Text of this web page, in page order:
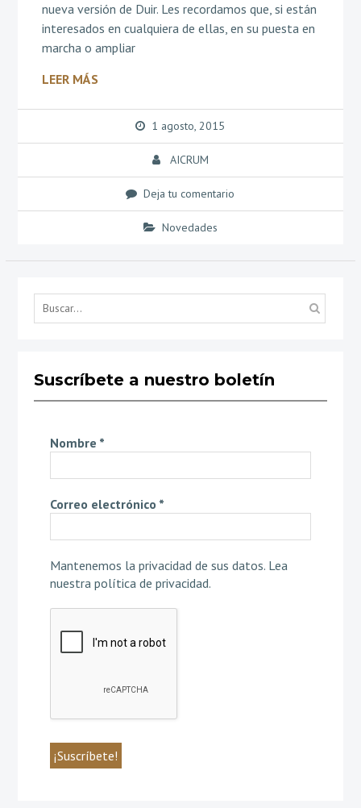
nueva versión de Duir. Les recordamos que, si están
interesados en cualquiera de ellas, en su puesta en
marcha o ampliar
LEER MÁS
1 agosto, 2015
AICRUM
Deja tu comentario
Novedades
Suscríbete a nuestro boletín
Nombre *
Correo electrónico *
Mantenemos la privacidad de sus datos. Lea
nuestra política de privacidad.